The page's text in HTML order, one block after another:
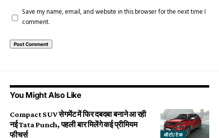
Save my name, email, and website in this browser for the next time I
comment.
You Might Also Like
ऑटो/टेक
Compact SUV सेगमेंट में फिर दबदबा बनाने आ रही
नई Tata Punch, पहली बार मिलेंगे कई प्रीमियम
फीचर्स